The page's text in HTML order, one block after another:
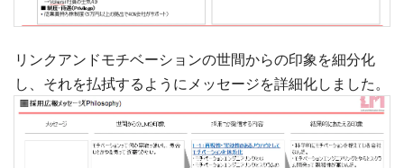
リンクアンドモチベーションの世間からの印象を細分化
し、それを払拭するようにメッセージを詳細化しました。